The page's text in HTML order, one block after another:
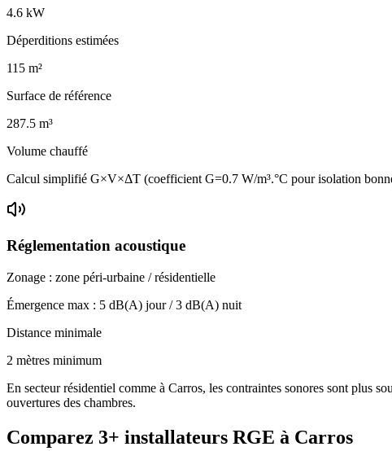
4.6 kW
Déperditions estimées
115 m²
Surface de référence
287.5 m³
Volume chauffé
Calcul simplifié G×V×ΔT (coefficient G=0.7 W/m³.°C pour isolation
Réglementation acoustique
Zonage : zone péri-urbaine / résidentielle
Émergence max : 5 dB(A) jour /3 dB(A) nuit
Distance minimale
2 mètres minimum
En secteur résidentiel comme à Carros, les contraintes sonores sont plus
ouvertures des chambres.
Comparez 3+ installateurs RGE à Carros